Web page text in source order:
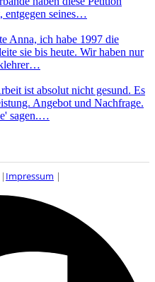
entgegen seines…
Anna, ich habe 1997 die
sie bis heute. Wir haben nur
ist absolut nicht gesund. Es
Angebot und Nachfrage.
sagen.…
| Impressum |